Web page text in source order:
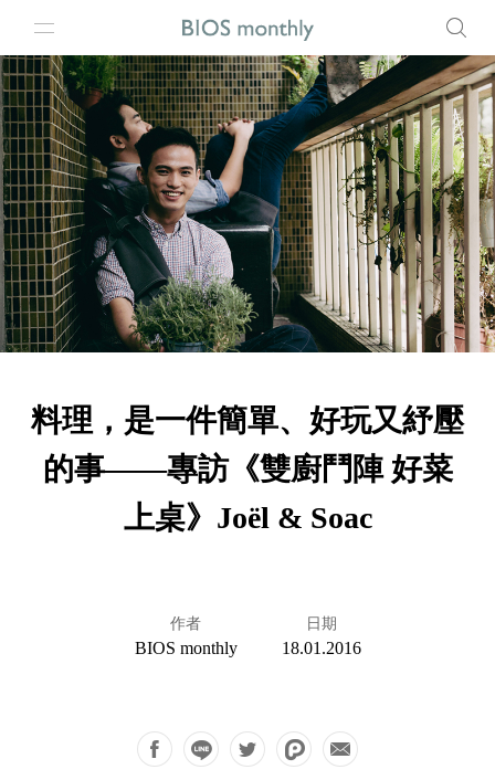
料理，是一件簡單、好玩又紓壓
的事——專訪《雙廚鬥陣 好菜
上桌》Joël & Soac
作者
BIOS monthly
日期
18.01.2016